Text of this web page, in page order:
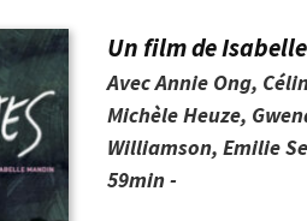
Un film de
Avec Annie Ong,
Michèle Heuze,
Williamson, Emilie
59min -